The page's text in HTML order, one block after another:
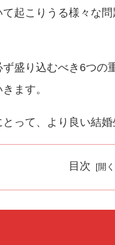
起こりうる様々な
盛り込むべき6つの
ます。
って、より良い結
目次